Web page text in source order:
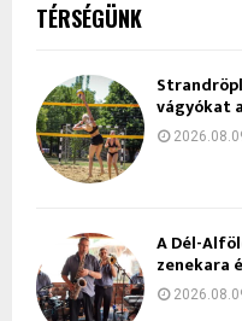
TÉRSÉGÜNK
vágyókat
A Dél-
zenekara